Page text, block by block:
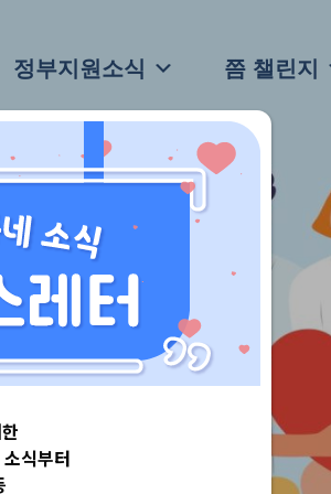
정부지원소식 쯤 챌린지
식부터